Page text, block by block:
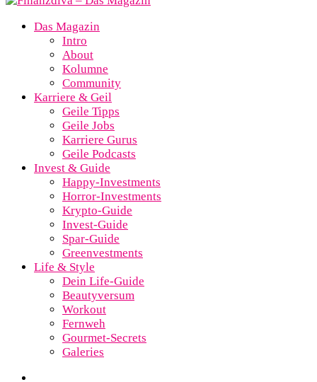
Das Magazin
Intro
About
Kolumne
Community
Karriere & Geil
Geile Tipps
Geile Jobs
Karriere Gurus
Geile Podcasts
Invest & Guide
Happy-Investments
Horror-Investments
Krypto-Guide
Invest-Guide
Spar-Guide
Greenvestments
Life & Style
Dein Life-Guide
Beautyversum
Workout
Fernweh
Gourmet-Secrets
Galeries